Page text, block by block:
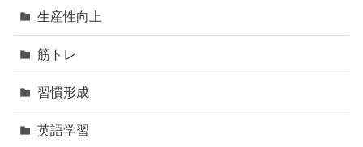
生産性向上
筋トレ
習慣形成
英語学習